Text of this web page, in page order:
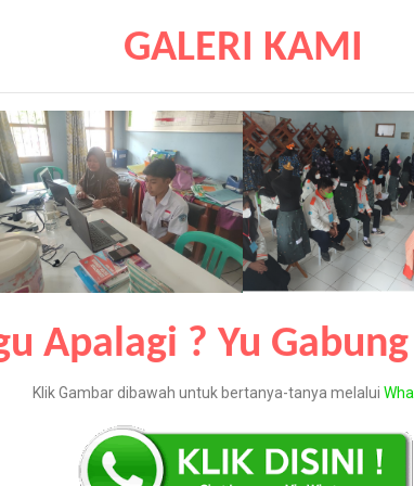
GALERI KAMI
Apalagi ? Yu
Klik Gambar dibawah untuk bertanya-tanya melalui